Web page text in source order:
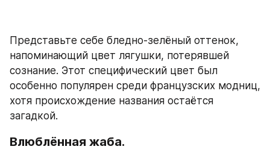
Представьте себе бледно-зелёный оттенок,
напоминающий цвет лягушки, потерявшей
сознание. Этот специфический цвет был
особенно популярен среди французских модниц,
хотя происхождение названия остаётся
загадкой.
Влюблённая жаба.